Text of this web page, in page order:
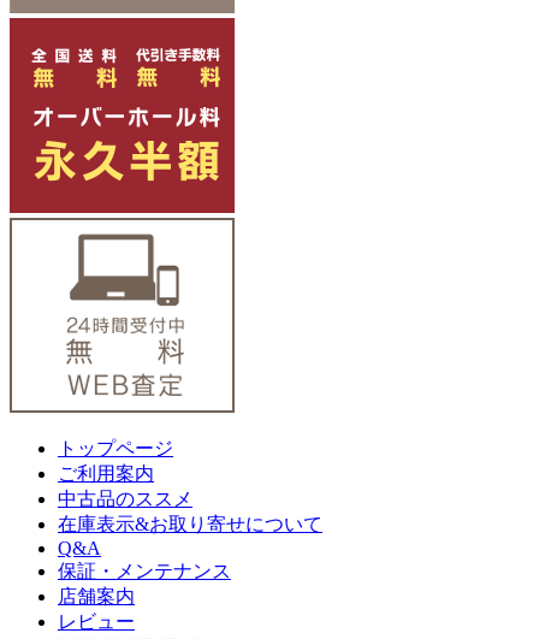
トップページ
ご利用案内
中古品のススメ
在庫表示&お取り寄せについて
Q&A
保証・メンテナンス
店舗案内
レビュー